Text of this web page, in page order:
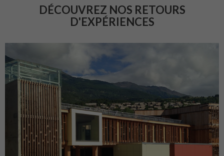
DÉCOUVREZ NOS RETOURS
D'EXPÉRIENCES